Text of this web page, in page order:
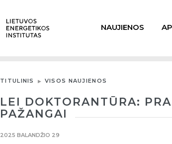
NAUJIENOS
TITULINIS VISOS NAUJIENOS
LEI DOKTORANTŪRA:
PAŽANGAI
2025 BALANDŽIO 29